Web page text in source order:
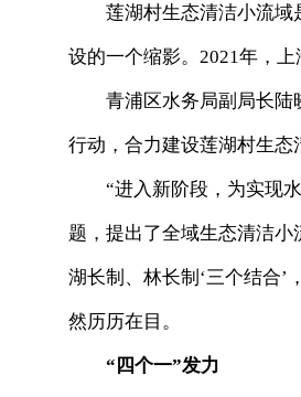
莲湖村生态清洁小流域
设的一个缩影。2021年，
青浦区水务局副局长陆
行动，合力建设莲湖村生
“进入新阶段，为实现
题，提出了全域生态清洁小
湖长制、林长制‘三个结合
然历历在目。
“四个一”发力